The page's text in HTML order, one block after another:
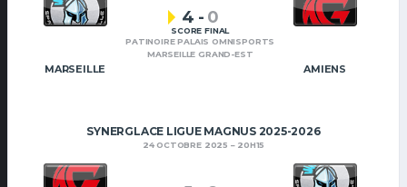
MARSEILLE AMIENS
4 - 0
SCORE FINAL
PATINOIRE PALAIS OMNISPORTS
MARSEILLE GRAND-EST
SYNERGLACE LIGUE MAGNUS 2025-2026
24 OCTOBRE 2025 20H15